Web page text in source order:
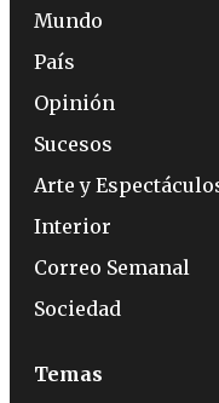
Mundo
País
Opinión
Sucesos
Arte y
Interior
Correo Semanal
Sociedad
Temas